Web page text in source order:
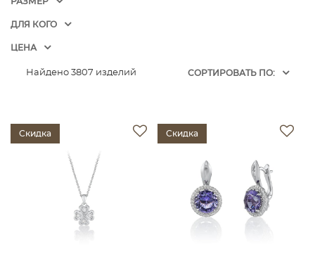
ДЛЯ КОГО
ЦЕНА
Найдено 3807 изделий CОРТИРОВАТЬ ПО:
Скидка Скидка